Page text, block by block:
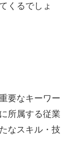
くるでしょ
要なキーワー
所属する従業
なスキル・技